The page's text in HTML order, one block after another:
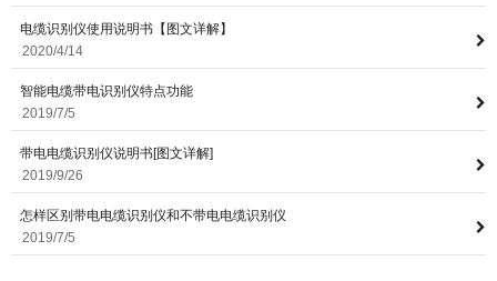
电缆识别仪使用说明书【图文详解】
2020/4/14
智能电缆带电识别仪特点功能
2019/7/5
带电电缆识别仪说明书[图文详解]
2019/9/26
怎样区别带电电缆识别仪和不带电电缆识别仪
2019/7/5